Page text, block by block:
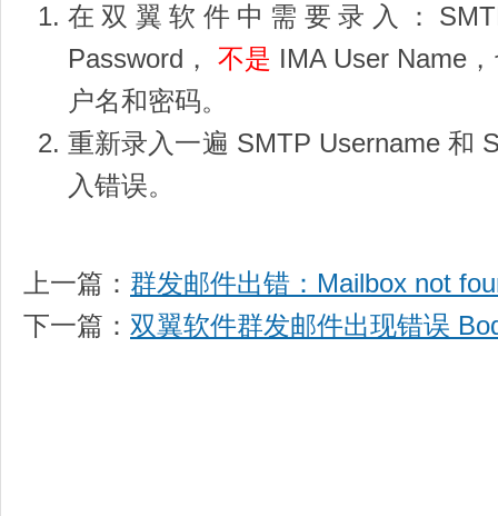
在双翼软件中需要录入：
Password，不是 IMA User Name
户名和密码。
重新录入一遍 SMTP Username 和
入错误。
上一篇： 群发邮件出错：Mailbox not
下一篇： 双翼软件群发邮件出现错误